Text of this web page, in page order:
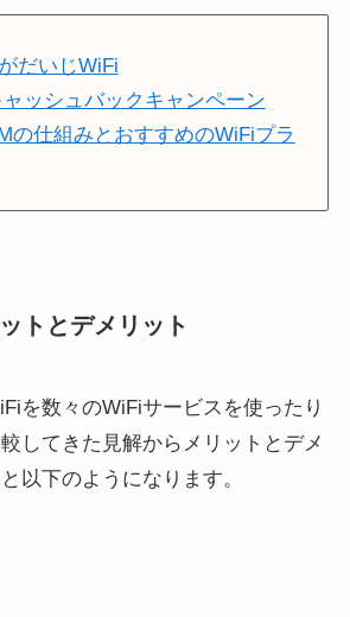
だいじWiFi
ッシュバックキャンペーン
の仕組みとおすすめのWiFiプラ
トとデメリット
を数々のWiFiサービスを使ったり
してきた見解からメリットとデメ
以下のようになります。